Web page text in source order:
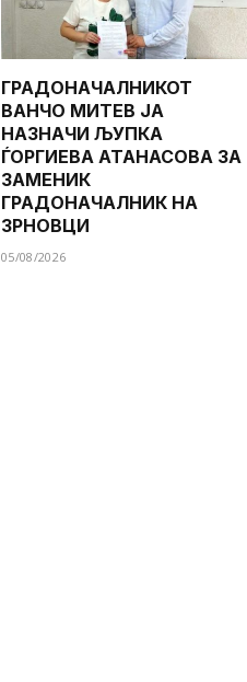
ГРАДОНАЧАЛНИКОТ
ВАНЧО МИТЕВ ЈА
НАЗНАЧИ ЉУПКА
ЃОРГИЕВА АТАНАСОВА ЗА
ЗАМЕНИК
ГРАДОНАЧАЛНИК НА
ЗРНОВЦИ
05/08/2026